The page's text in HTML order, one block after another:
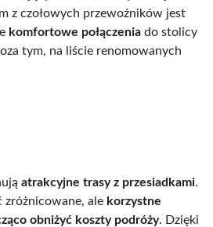
z czołowych przewoźników jest
komfortowe połączenia do stolicy
tym, na liście renomowanych
atrakcyjne trasy z przesiadkami.
zróżnicowane, ale korzystne
obniżyć koszty podróży. Dzięki